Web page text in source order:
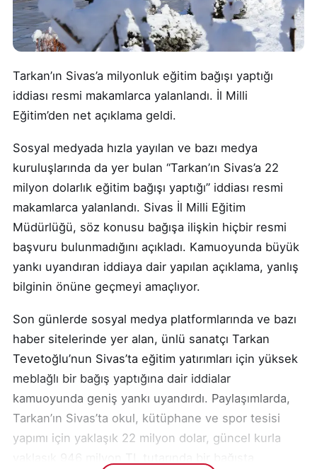
Tarkan’ın Sivas’a milyonluk eğitim bağışı yaptığı
iddiası resmi makamlarca yalanlandı. İl Milli
Eğitim’den net açıklama geldi.
Sosyal medyada hızla yayılan ve bazı medya
kuruluşlarında da yer bulan “Tarkan’ın Sivas’a 22
milyon dolarlık eğitim bağışı yaptığı” iddiası resmi
makamlarca yalanlandı. Sivas İl Milli Eğitim
Müdürlüğü, söz konusu bağışa ilişkin hiçbir resmi
başvuru bulunmadığını açıkladı. Kamuoyunda büyük
yankı uyandıran iddiaya dair yapılan açıklama, yanlış
bilginin önüne geçmeyi amaçlıyor.
Son günlerde sosyal medya platformlarında ve bazı
haber sitelerinde yer alan, ünlü sanatçı Tarkan
Tevetoğlu’nun Sivas’ta eğitim yatırımları için yüksek
meblağlı bir bağış yaptığına dair iddialar
kamuoyunda geniş yankı uyandırdı. Paylaşımlarda,
Tarkan’ın Sivas’ta okul, kütüphane ve spor tesisi
yapımı için yaklaşık 22 milyon dolar, güncel kurla